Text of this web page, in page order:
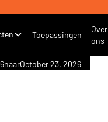
Toepassingen
Over
ons
naarOctober 23, 2026